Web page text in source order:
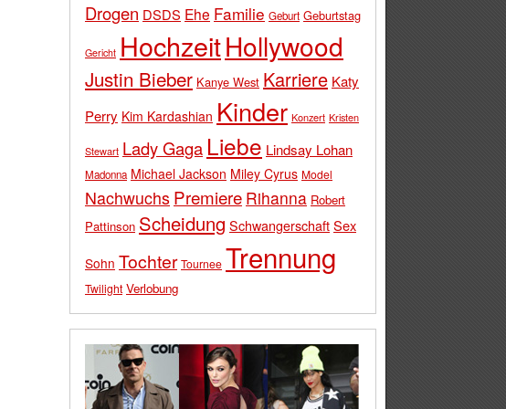
Drogen DSDS Ehe Familie Geburt Geburtstag
Gericht HochzeitHollywood
Justin Bieber Kanye West Karriere Katy
Perry Kim Kardashian Kinder Konzert Kristen
Stewart Lady Gaga Liebe Lindsay Lohan
Madonna Michael Jackson Miley Cyrus Model
Nachwuchs Premiere Rihanna Robert
Pattinson Scheidung SchwangerschaftSex
Sohn Tochter Tournee Trennung
Twilight Verlobung